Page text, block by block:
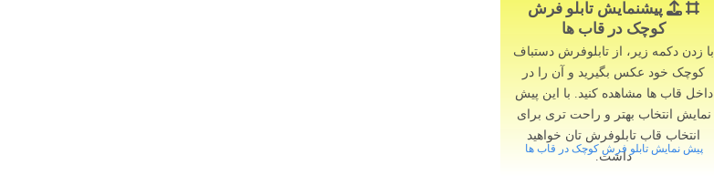
پیش نمایش تابلو فرش کوچک در قاب ها
پیشنمایش تابلو فرش
کوچک در قاب ها
با زدن دکمه زیر، از تابلوفرش دستباف
کوچک خود عکس بگیرید و آن را در
داخل قاب ها مشاهده کنید. با این پیش
نمایش انتخاب بهتر و راحت تری برای
انتخاب قاب تابلوفرش تان خواهید
داشت.